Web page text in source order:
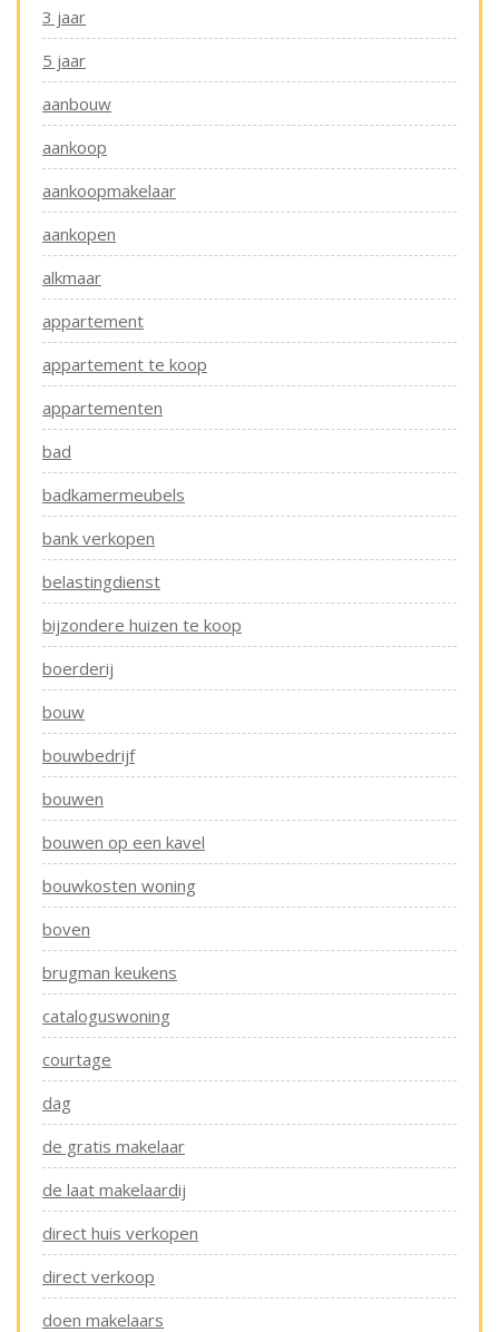
3 jaar
5 jaar
aanbouw
aankoop
aankoopmakelaar
aankopen
alkmaar
appartement
appartement te koop
appartementen
bad
badkamermeubels
bank verkopen
belastingdienst
bijzondere huizen te koop
boerderij
bouw
bouwbedrijf
bouwen
bouwen op een kavel
bouwkosten woning
boven
brugman keukens
cataloguswoning
courtage
dag
de gratis makelaar
de laat makelaardij
direct huis verkopen
direct verkoop
doen makelaars